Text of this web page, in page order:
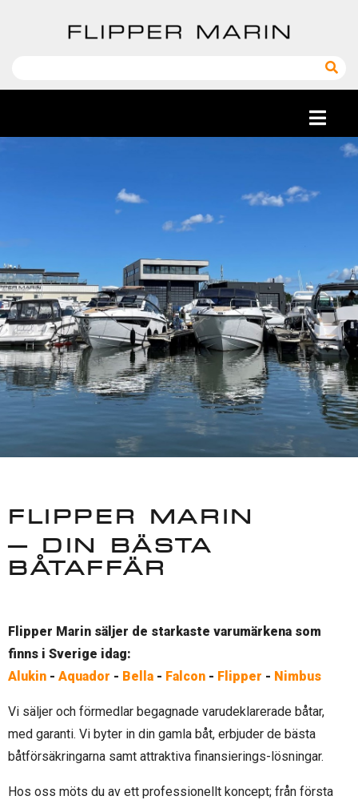
FLIPPER MARIN
– DIN BÄSTA
BÅTAFFÄR
Flipper Marin säljer de starkaste varumärkena som
finns i Sverige idag:
Alukin - Aquador - Bella - Falcon - Flipper - Nimbus
Vi säljer och förmedlar begagnade varudeklarerade båtar,
med garanti. Vi byter in din gamla båt, erbjuder de bästa
båtförsäkringarna samt attraktiva finansierings-lösningar.
Hos oss möts du av ett professionellt koncept; från första